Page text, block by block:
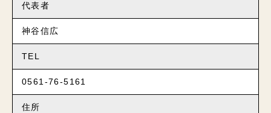
代表者
神谷信広
TEL
0561-76-5161
住所